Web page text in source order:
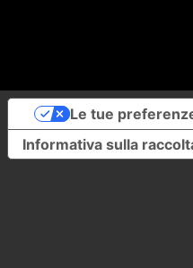
Informativa sulla
Le tue